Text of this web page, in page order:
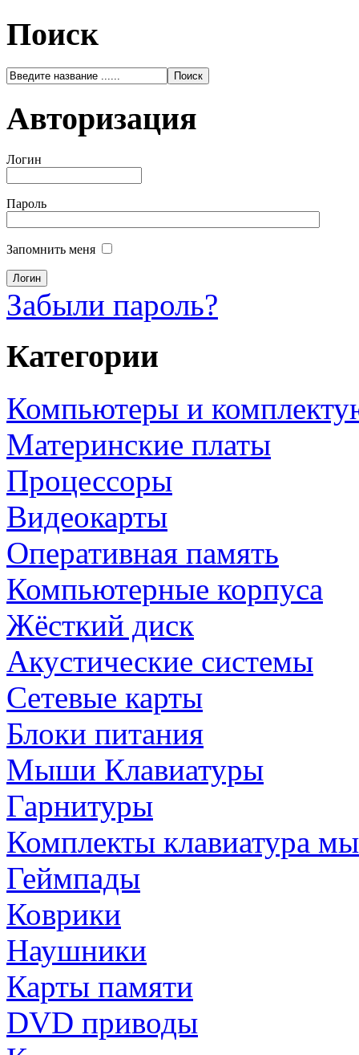
Поиск
Авторизация
Логин
Пароль
Запомнить меня
Забыли пароль?
Категории
Компьютеры и
Материнские платы
Процессоры
Видеокарты
Оперативная память
Компьютерные корпуса
Жёсткий диск
Акустические системы
Сетевые карты
Блоки питания
Мыши Клавиатуры
Гарнитуры
Комплекты клавиатура
Геймпады
Коврики
Наушники
Карты памяти
DVD приводы